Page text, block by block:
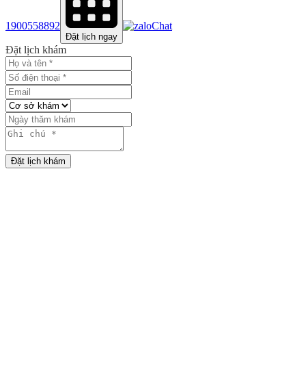
1900558892
Đặt lịch ngay
Chat
Đặt lịch khám
Đặt lịch khám